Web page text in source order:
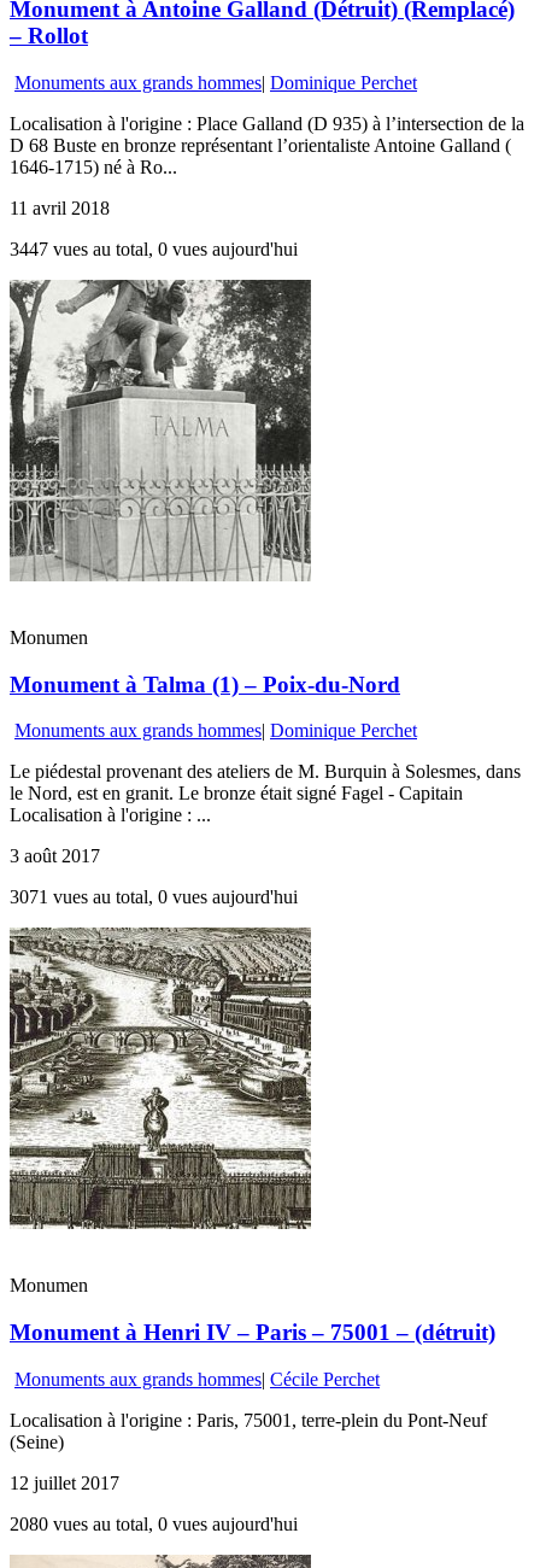
Monument à Antoine Galland (Détruit) (Remplacé)
– Rollot
Monuments aux grands hommes| Dominique Perchet
Localisation à l'origine : Place Galland (D 935) à l’intersection de la
D 68 Buste en bronze représentant l’orientaliste Antoine Galland (
1646-1715) né à Ro...
11 avril 2018
3447 vues au total, 0 vues aujourd'hui
Monumen
Monument à Talma (1) – Poix-du-Nord
Monuments aux grands hommes| Dominique Perchet
Le piédestal provenant des ateliers de M. Burquin à Solesmes, dans
le Nord, est en granit. Le bronze était signé Fagel - Capitain
Localisation à l'origine : ...
3 août 2017
3071 vues au total, 0 vues aujourd'hui
Monumen
Monument à Henri IV – Paris – 75001 – (détruit)
Monuments aux grands hommes| Cécile Perchet
Localisation à l'origine : Paris, 75001, terre-plein du Pont-Neuf
(Seine)
12 juillet 2017
2080 vues au total, 0 vues aujourd'hui